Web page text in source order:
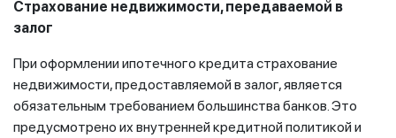
Страхование недвижимости, передаваемой в
залог
При оформлении ипотечного кредита страхование
недвижимости, предоставляемой в залог, является
обязательным требованием большинства банков. Это
предусмотрено их внутренней кредитной политикой и